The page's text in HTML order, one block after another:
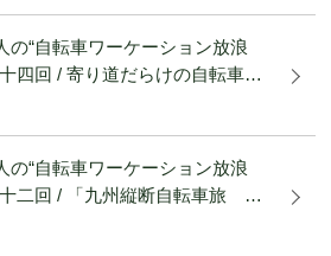
の“自転車ワーケーション放浪
四回 / 寄り道だらけの自転車…
の“自転車ワーケーション放浪
十二回 / 「九州縦断自転車旅 …